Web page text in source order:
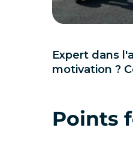
Expert dans
motivation ?
Points